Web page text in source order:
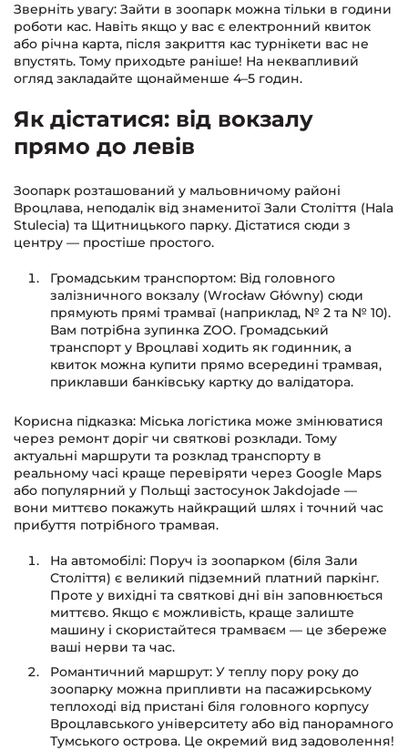
Зверніть увагу: Зайти в зоопарк можна тільки в години
роботи кас. Навіть якщо у вас є електронний квиток
або річна карта, після закриття кас турнікети вас не
впустять. Тому приходьте раніше! На неквапливий
огляд закладайте щонайменше 4–5 годин.
Як дістатися: від вокзалу
прямо до левів
Зоопарк розташований у мальовничому районі
Вроцлава, неподалік від знаменитої Зали Століття (Hala
Stulecia) та Щитницького парку. Дістатися сюди з
центру — простіше простого.
Громадським транспортом: Від головного
залізничного вокзалу (Wrocław Główny) сюди
прямують прямі трамваї (наприклад, № 2 та № 10).
Вам потрібна зупинка ZOO. Громадський
транспорт у Вроцлаві ходить як годинник, а
квиток можна купити прямо всередині трамвая,
приклавши банківську картку до валідатора.
Корисна підказка: Міська логістика може змінюватися
через ремонт доріг чи святкові розклади. Тому
актуальні маршрути та розклад транспорту в
реальному часі краще перевіряти через Google Maps
або популярний у Польщі застосунок Jakdojade —
вони миттєво покажуть найкращий шлях і точний час
прибуття потрібного трамвая.
На автомобілі: Поруч із зоопарком (біля Зали
Століття) є великий підземний платний паркінг.
Проте у вихідні та святкові дні він заповнюється
миттєво. Якщо є можливість, краще залиште
машину і скористайтеся трамваєм — це збереже
ваші нерви та час.
Романтичний маршрут: У теплу пору року до
зоопарку можна припливти на пасажирському
теплоході від пристані біля головного корпусу
Вроцлавського університету або від панорамного
Тумського острова. Це окремий вид задоволення!